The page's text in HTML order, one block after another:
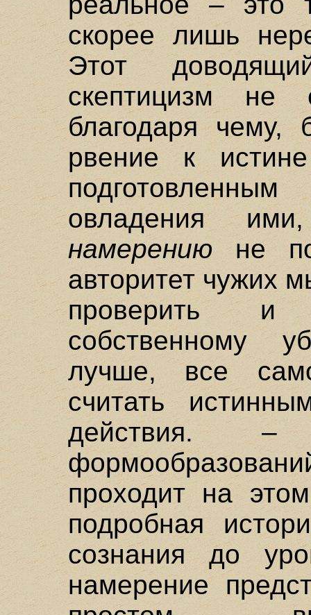
скорее лишь
Этот
скептицизм
благодаря чему,
рвение к
овладения
намерению не
авторитет чужих
проверить и
собственному
лучше, все
считать
действия. –
проходит на
подробная
сознания до
намерение